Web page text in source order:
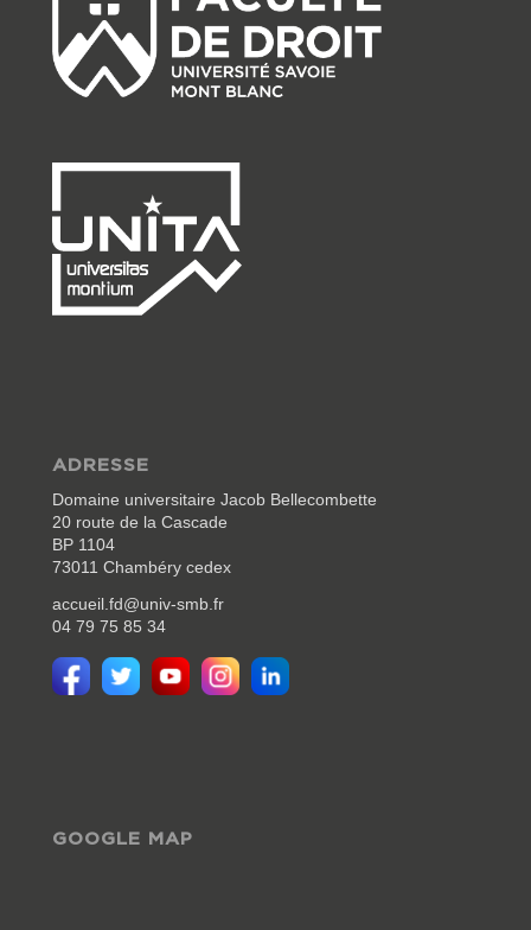
ADRESSE
Domaine universitaire Jacob Bellecombette
20 route de la Cascade
BP 1104
73011 Chambéry cedex
accueil.fd@univ-smb.fr
04 79 75 85 34
GOOGLE MAP